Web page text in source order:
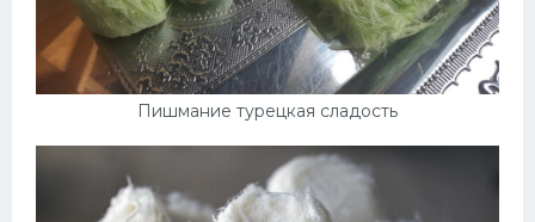
Пишмание турецкая сладость